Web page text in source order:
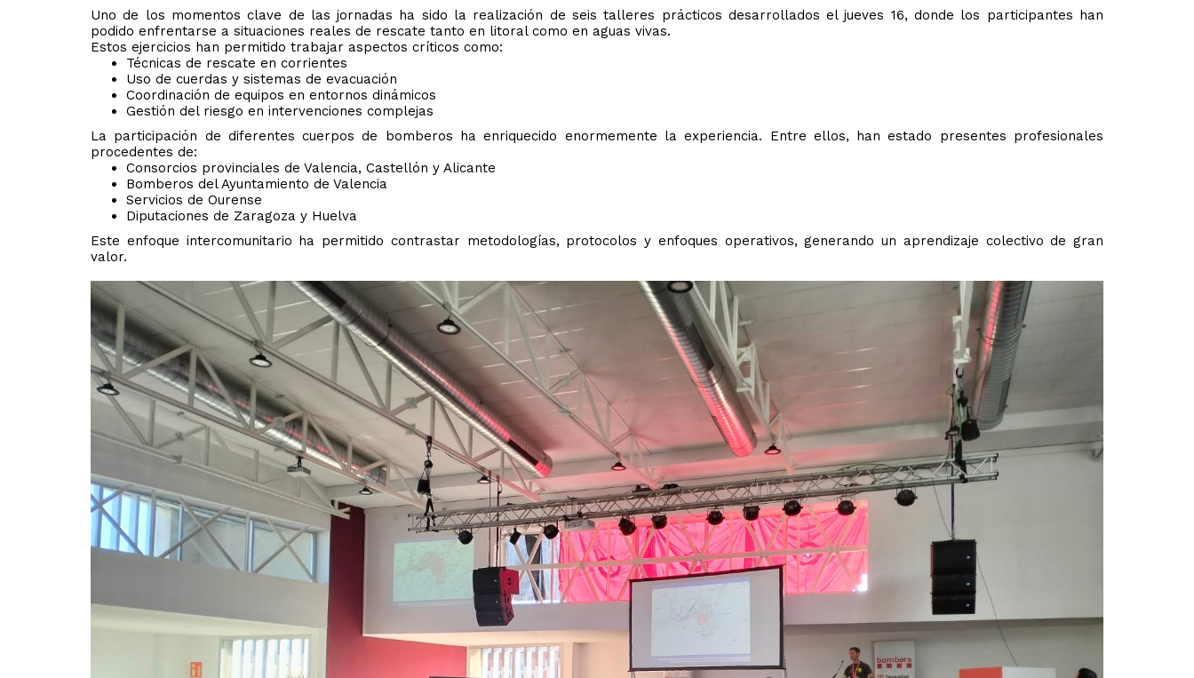
Uno de los momentos clave de las jornadas ha sido la realización de seis talleres prácticos desarrollados el jueves 16, donde los participantes han
podido enfrentarse a situaciones reales de rescate tanto en litoral como en aguas vivas.
Estos ejercicios han permitido trabajar aspectos críticos como:
Técnicas de rescate en corrientes
Uso de cuerdas y sistemas de evacuación
Coordinación de equipos en entornos dinámicos
Gestión del riesgo en intervenciones complejas
La participación de diferentes cuerpos de bomberos ha enriquecido enormemente la experiencia. Entre ellos, han estado presentes profesionales
procedentes de:
Consorcios provinciales de Valencia, Castellón y Alicante
Bomberos del Ayuntamiento de Valencia
Servicios de Ourense
Diputaciones de Zaragoza y Huelva
Este enfoque intercomunitario ha permitido contrastar metodologías, protocolos y enfoques operativos, generando un aprendizaje colectivo de gran
valor.